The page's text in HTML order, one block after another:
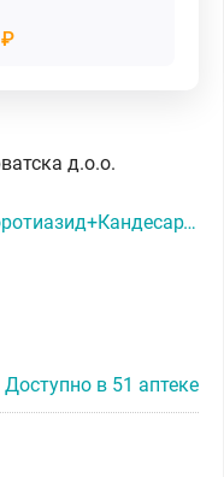
д.о.о.
Гидрохлоротиазид+Кандесартан
Доступно в 51 аптеке